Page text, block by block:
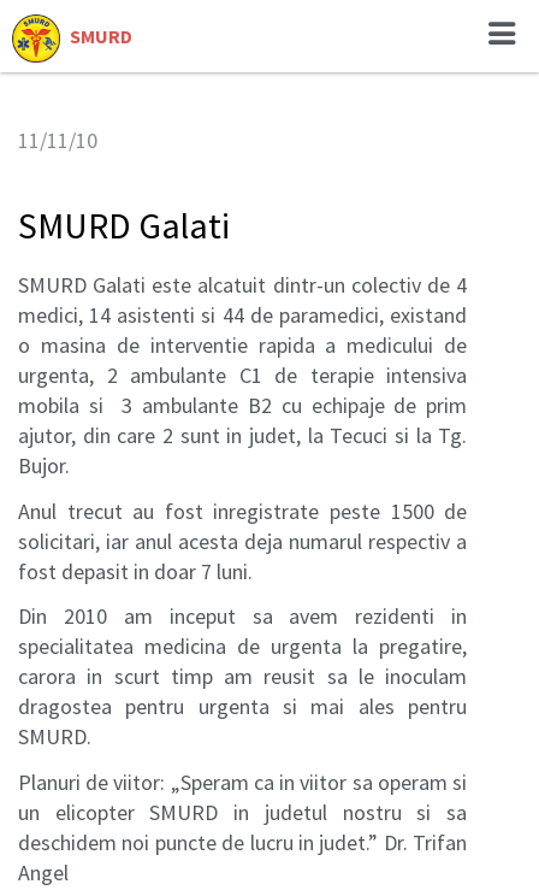
SMURD
11/11/10
SMURD Galati
SMURD Galati este alcatuit dintr-un colectiv de 4
medici, 14 asistenti si 44 de paramedici, existand
o masina de interventie rapida a medicului de
urgenta, 2 ambulante C1 de terapie intensiva
mobila si 3 ambulante B2 cu echipaje de prim
ajutor, din care 2 sunt in judet, la Tecuci si la Tg.
Bujor.
Anul trecut au fost inregistrate peste 1500 de
solicitari, iar anul acesta deja numarul respectiv a
fost depasit in doar 7 luni.
Din 2010 am inceput sa avem rezidenti in
specialitatea medicina de urgenta la pregatire,
carora in scurt timp am reusit sa le inoculam
dragostea pentru urgenta si mai ales pentru
SMURD.
Planuri de viitor: „Speram ca in viitor sa operam si
un elicopter SMURD in judetul nostru si sa
deschidem noi puncte de lucru in judet.” Dr. Trifan
Angel